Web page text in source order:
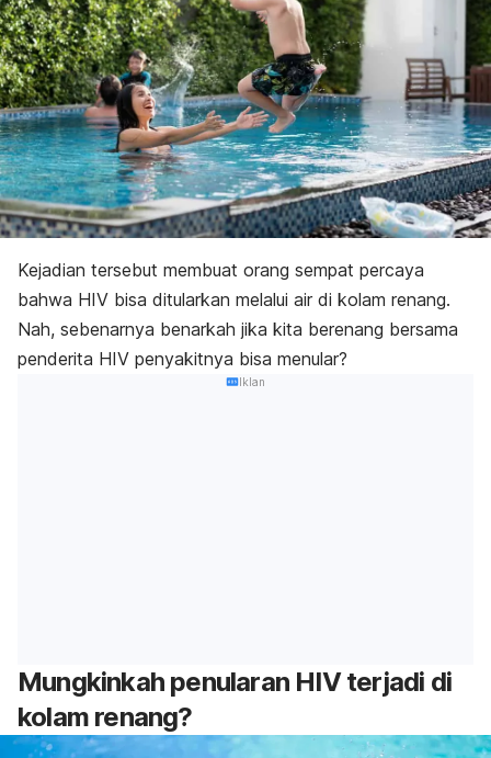
Kejadian tersebut membuat orang sempat percaya
bahwa HIV bisa ditularkan melalui air di kolam renang.
Nah, sebenarnya benarkah jika kita berenang bersama
penderita HIV penyakitnya bisa menular?
Iklan
Mungkinkah penularan HIV terjadi di
kolam renang?